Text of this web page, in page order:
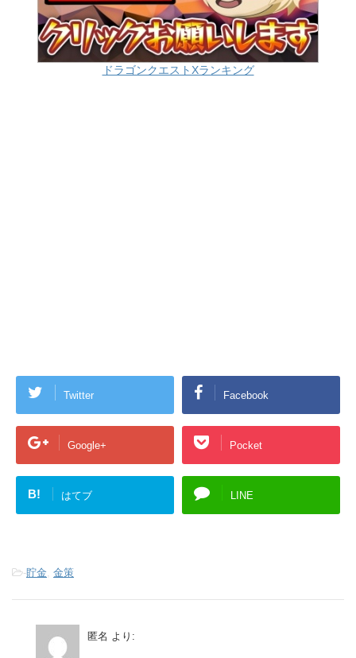
ドラゴンクエストXランキング
Twitter Facebook
Google+ Pocket
B! はてブ LINE
-貯金, 金策
匿名 より: